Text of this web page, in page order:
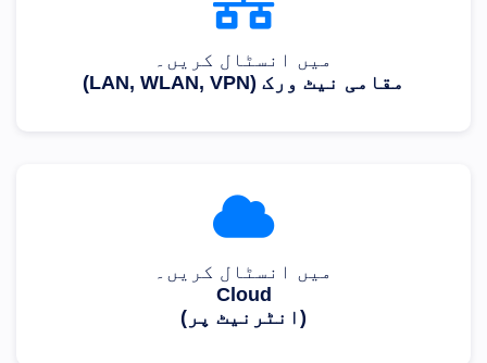
میں انسٹال کریں۔
مقامی نیٹ ورک (LAN, WLAN, VPN)
میں انسٹال کریں۔
Cloud
(انٹرنیٹ پر)